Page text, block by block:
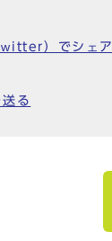
）でシェア
る